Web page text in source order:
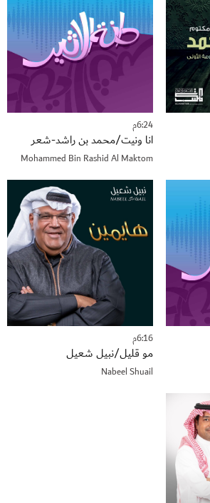
6:24م
انا ونيت/محمد بن راشد-شعر
Mohammed Bin Rashid Al Maktom
6:16م
مو قليل/نبيل شعيل
Nabeel Shuail